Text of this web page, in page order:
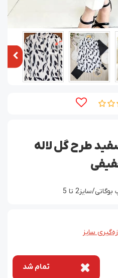
طرح گل لاله
سایز2 تا 5
سایز
تمام شد